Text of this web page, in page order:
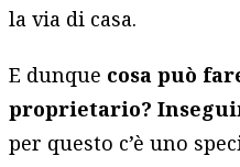
la via di casa.
E dunque cosa può
proprietario?
per questo c’è uno